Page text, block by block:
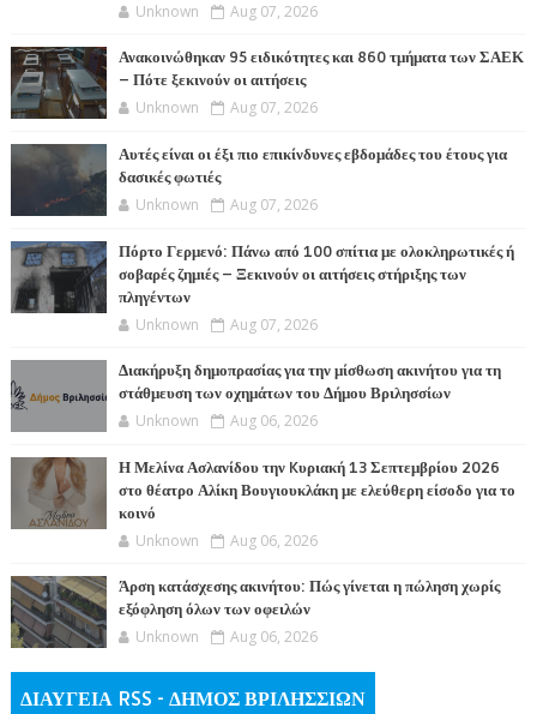
Unknown Aug 07, 2026
Ανακοινώθηκαν 95 ειδικότητες και 860 τμήματα των ΣΑΕΚ
– Πότε ξεκινούν οι αιτήσεις
Unknown Aug 07, 2026
Αυτές είναι οι έξι πιο επικίνδυνες εβδομάδες του έτους για
δασικές φωτιές
Unknown Aug 07, 2026
Πόρτο Γερμενό: Πάνω από 100 σπίτια με ολοκληρωτικές ή
σοβαρές ζημιές – Ξεκινούν οι αιτήσεις στήριξης των
πληγέντων
Unknown Aug 07, 2026
Διακήρυξη δημοπρασίας για την μίσθωση ακινήτου για τη
στάθμευση των οχημάτων του Δήμου Βριλησσίων
Unknown Aug 06, 2026
Η Μελίνα Ασλανίδου την Kυριακή 13 Σεπτεμβρίου 2026
στο θέατρο Αλίκη Βουγιουκλάκη με ελεύθερη είσοδο για το
κοινό
Unknown Aug 06, 2026
Άρση κατάσχεσης ακινήτου: Πώς γίνεται η πώληση χωρίς
εξόφληση όλων των οφειλών
Unknown Aug 06, 2026
ΔΙΑΥΓΕΙΑ RSS - ΔΗΜΟΣ ΒΡΙΛΗΣΣΙΩΝ